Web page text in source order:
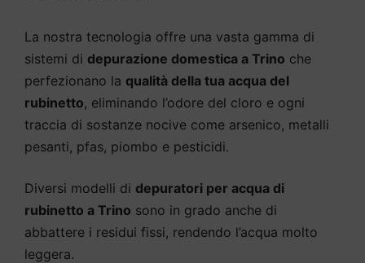
La nostra tecnologia offre una vasta gamma di
sistemi di depurazione domestica a Trino che
perfezionano la qualità della tua acqua del
rubinetto, eliminando l’odore del cloro e ogni
traccia di sostanze nocive come arsenico, metalli
pesanti, pfas, piombo e pesticidi.
Diversi modelli di depuratori per acqua di
rubinetto a Trino sono in grado anche di
abbattere i residui fissi, rendendo l’acqua molto
leggera.